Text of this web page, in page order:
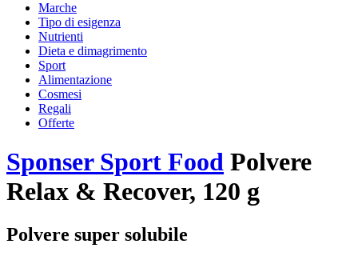
Marche
Tipo di esigenza
Nutrienti
Dieta e dimagrimento
Sport
Alimentazione
Cosmesi
Regali
Offerte
Sponser Sport Food Polvere
Relax & Recover, 120 g
Polvere super solubile